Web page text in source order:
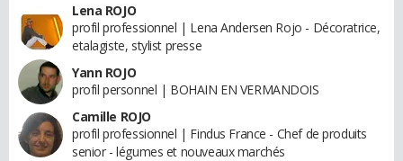
Lena ROJO
profil professionnel | Lena Andersen Rojo - Décoratrice,
etalagiste, stylist presse
Yann ROJO
profil personnel | BOHAIN EN VERMANDOIS
Camille ROJO
profil professionnel | Findus France - Chef de produits
senior - légumes et nouveaux marchés